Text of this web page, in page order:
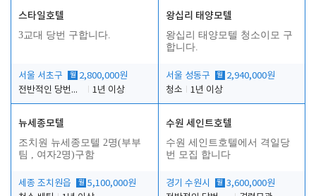
스타일호텔
3교대 당번 구합니다.
서울 서초구 월 2,800,000원
전반적인 당번업무
1년 이상
왕십리 태양모텔
왕십리 태양모텔 청소이모 구
합니다.
서울 성동구 월 2,940,000원
청소
1년 이상
뉴세종모텔
조치원 뉴세종모텔 2명(부부
팀 , 여자2명)구함
세종 조치원읍 월 5,100,000원
수원 세인트호텔
수원 세인트호텔에서 격일당
번 모집 합니다
경기 수원시 월 3,600,000원